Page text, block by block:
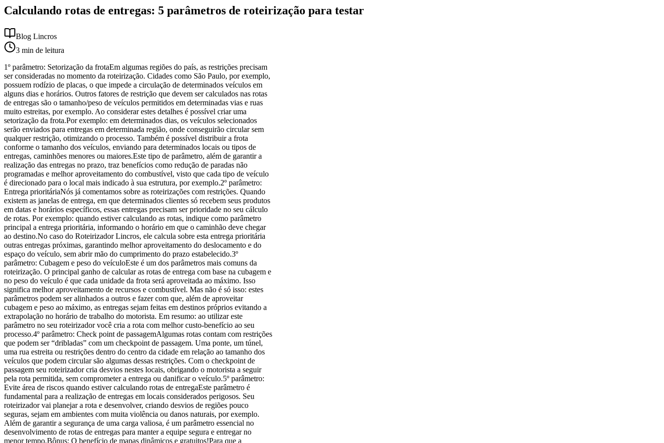
Calculando rotas de entregas: 5 parâmetros de roteirização para testar
Blog Lincros
3 min de leitura
1º parâmetro: Setorização da frotaEm algumas regiões do país, as restrições precisam
ser consideradas no momento da roteirização. Cidades como São Paulo, por exemplo,
possuem rodízio de placas, o que impede a circulação de determinados veículos em
alguns dias e horários. Outros fatores de restrição que devem ser calculados nas rotas
de entregas são o tamanho/peso de veículos permitidos em determinadas vias e ruas
muito estreitas, por exemplo. Ao considerar estes detalhes é possível criar uma
setorização da frota.Por exemplo: em determinados dias, os veículos selecionados
serão enviados para entregas em determinada região, onde conseguirão circular sem
qualquer restrição, otimizando o processo. Também é possível distribuir a frota
conforme o tamanho dos veículos, enviando para determinados locais ou tipos de
entregas, caminhões menores ou maiores.Este tipo de parâmetro, além de garantir a
realização das entregas no prazo, traz benefícios como redução de paradas não
programadas e melhor aproveitamento do combustível, visto que cada tipo de veículo
é direcionado para o local mais indicado à sua estrutura, por exemplo.2º parâmetro:
Entrega prioritáriaNós já comentamos sobre as roteirizações com restrições. Quando
existem as janelas de entrega, em que determinados clientes só recebem seus produtos
em datas e horários específicos, essas entregas precisam ser prioridade no seu cálculo
de rotas. Por exemplo: quando estiver calculando as rotas, indique como parâmetro
principal a entrega prioritária, informando o horário em que o caminhão deve chegar
ao destino.No caso do Roteirizador Lincros, ele calcula sobre esta entrega prioritária
outras entregas próximas, garantindo melhor aproveitamento do deslocamento e do
espaço do veículo, sem abrir mão do cumprimento do prazo estabelecido.3º
parâmetro: Cubagem e peso do veículoEste é um dos parâmetros mais comuns da
roteirização. O principal ganho de calcular as rotas de entrega com base na cubagem e
no peso do veículo é que cada unidade da frota será aproveitada ao máximo. Isso
significa melhor aproveitamento de recursos e combustível. Mas não é só isso: estes
parâmetros podem ser alinhados a outros e fazer com que, além de aproveitar
cubagem e peso ao máximo, as entregas sejam feitas em destinos próprios evitando a
extrapolação no horário de trabalho do motorista. Em resumo: ao utilizar este
parâmetro no seu roteirizador você cria a rota com melhor custo-benefício ao seu
processo.4º parâmetro: Check point de passagemAlgumas rotas contam com restrições
que podem ser “dribladas” com um checkpoint de passagem. Uma ponte, um túnel,
uma rua estreita ou restrições dentro do centro da cidade em relação ao tamanho dos
veículos que podem circular são algumas dessas restrições. Com o checkpoint de
passagem seu roteirizador cria desvios nestes locais, obrigando o motorista a seguir
pela rota permitida, sem comprometer a entrega ou danificar o veículo.5º parâmetro:
Evite área de riscos quando estiver calculando rotas de entregaEste parâmetro é
fundamental para a realização de entregas em locais considerados perigosos. Seu
roteirizador vai planejar a rota e desenvolver, criando desvios de regiões pouco
seguras, sejam em ambientes com muita violência ou danos naturais, por exemplo.
Além de garantir a segurança de uma carga valiosa, é um parâmetro essencial no
desenvolvimento de rotas de entregas para manter a equipe segura e entregar no
menor tempo.Bônus: O benefício de mapas dinâmicos e gratuitos!Para que a